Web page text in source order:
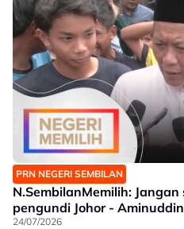
PRN NEGERI SEMBILAN
N.SembilanMemilih: Jangan samakan dengan
pengundi Johor - Aminuddin
24/07/2026